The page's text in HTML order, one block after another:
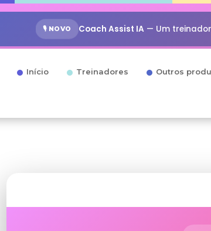
🎙️ NOVO Coach Assist IA— Um
Início Treinadores Outros